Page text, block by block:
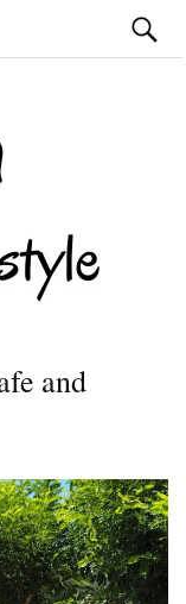
Szukaj:
and